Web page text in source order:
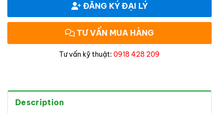
ĐĂNG KÝ ĐẠI LÝ
TƯ VẤN MUA HÀNG
Tư vấn kỹ thuật: 0918 428 209
Description